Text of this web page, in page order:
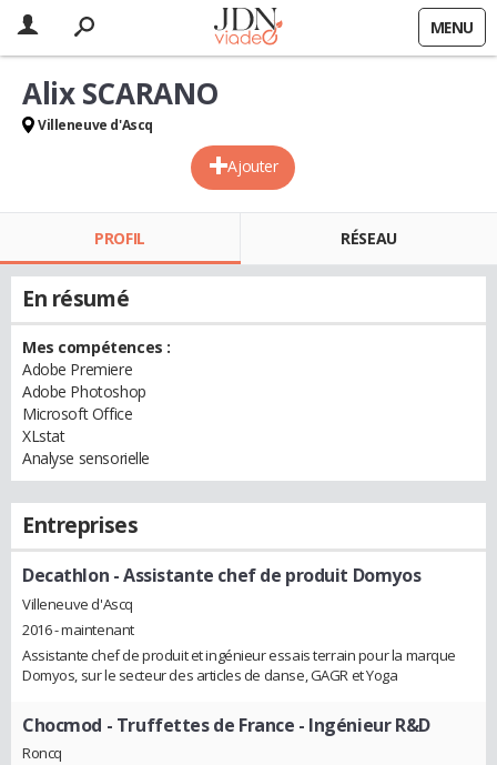
MENU
Ajouter
Alix SCARANO
Villeneuve d'Ascq
PROFIL RÉSEAU
En résumé
Mes compétences :
Adobe Premiere
Adobe Photoshop
Microsoft Office
XLstat
Analyse sensorielle
Entreprises
Decathlon - Assistante chef de produit Domyos
Villeneuve d'Ascq
2016 - maintenant
Assistante chef de produit et ingénieur essais terrain pour la marque
Domyos, sur le secteur des articles de danse, GAGR et Yoga
Chocmod - Truffettes de France - Ingénieur R&D
Roncq